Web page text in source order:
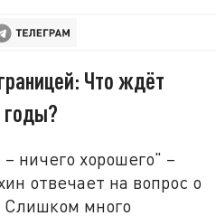
Что ждёт
ничего хорошего" –
отвечает на вопрос о
много